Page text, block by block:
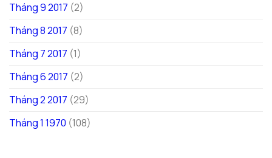
Tháng 9 2017 (2)
Tháng 8 2017 (8)
Tháng 7 2017 (1)
Tháng 6 2017 (2)
Tháng 2 2017 (29)
Tháng 1 1970 (108)